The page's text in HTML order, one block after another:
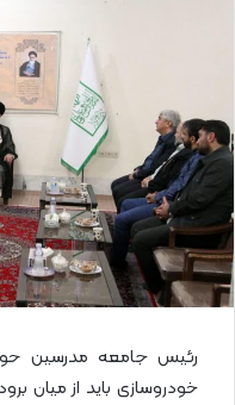
رئیس جامعه مدرسین
خودروسازی باید از میان